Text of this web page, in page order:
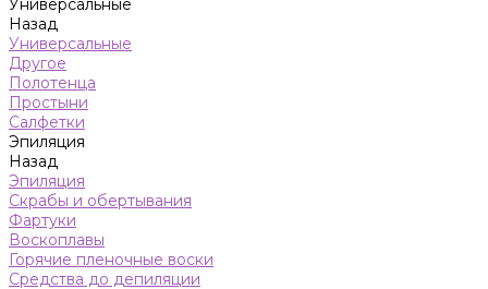
Универсальные
Назад
Универсальные
Другое
Полотенца
Простыни
Салфетки
Эпиляция
Назад
Эпиляция
Скрабы и обертывания
Фартуки
Воскоплавы
Горячие пленочные воски
Средства до депиляции